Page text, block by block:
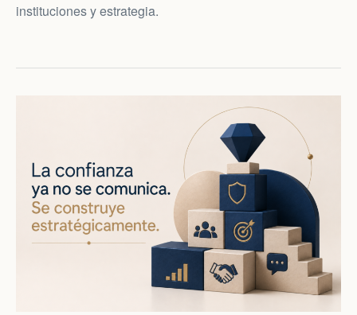
instituciones y estrategia.